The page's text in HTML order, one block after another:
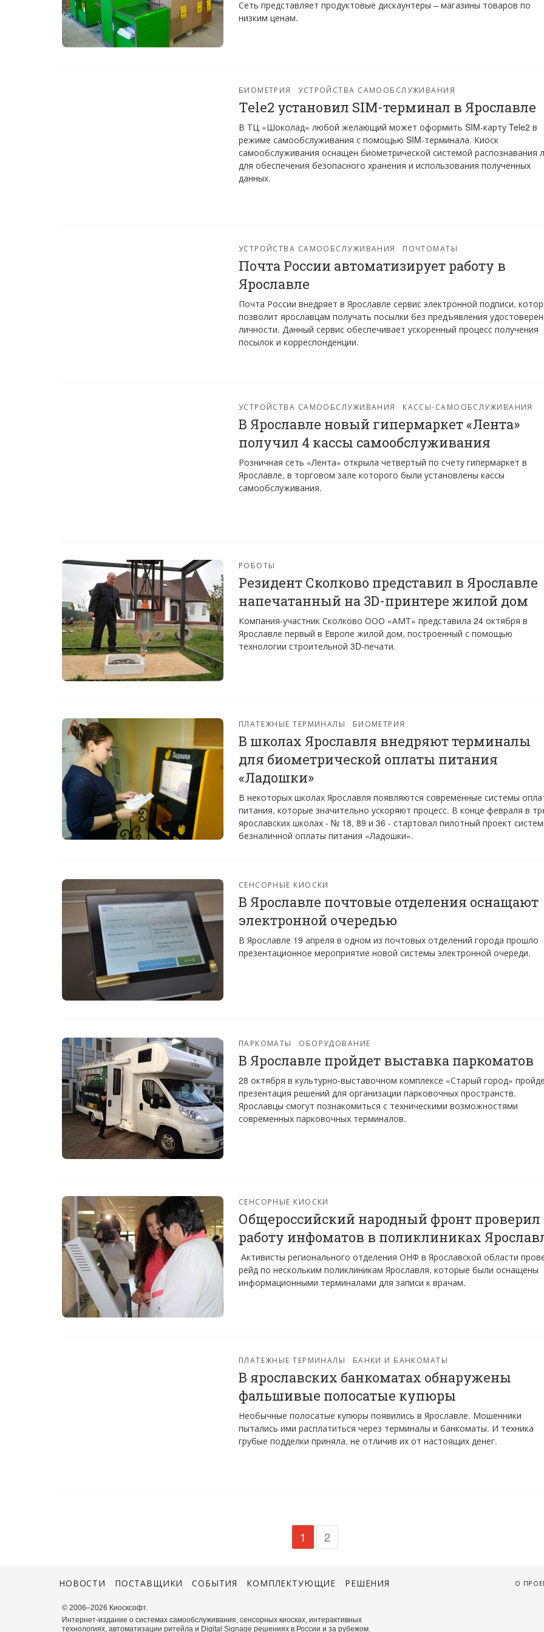
Сеть представляет продуктовые дискаунтеры – магазины товаров по
низким ценам.
БИОМЕТРИЯ УСТРОЙСТВА САМООБСЛУЖИВАНИЯ
Tele2 установил SIM-терминал в Ярославле
В ТЦ «Шоколад» любой желающий может оформить SIM-карту Tele2 в
режиме самообслуживания с помощью SIM-терминала. Киоск
самообслуживания оснащен биометрической системой распознавания
для обеспечения безопасного хранения и использования полученных
данных.
УСТРОЙСТВА САМООБСЛУЖИВАНИЯ ПОЧТОМАТЫ
Почта России автоматизирует работу в
Ярославле
Почта России внедряет в Ярославле сервис электронной подписи,
позволит ярославцам получать посылки без предъявления
личности. Данный сервис обеспечивает ускоренный процесс получения
посылок и корреспонденции.
УСТРОЙСТВА САМООБСЛУЖИВАНИЯ КАССЫ-САМООБСЛУЖИВАНИЯ
В Ярославле новый гипермаркет «Лента»
получил 4 кассы самообслуживания
Розничная сеть «Лента» открыла четвертый по счету гипермаркет в
Ярославле, в торговом зале которого были установлены кассы
самообслуживания.
РОБОТЫ
Резидент Сколково представил в Ярославле
напечатанный на 3D-принтере жилой дом
Компания-участник Сколково ООО «АМТ» представила 24 октября в
Ярославле первый в Европе жилой дом, построенный с помощью
технологии строительной 3D-печати.
ПЛАТЕЖНЫЕ ТЕРМИНАЛЫ БИОМЕТРИЯ
В школах Ярославля внедряют терминалы
для биометрической оплаты питания
«Ладошки»
В некоторых школах Ярославля появляются современные системы
питания, которые значительно ускоряют процесс. В конце февраля в
ярославских школах - № 18, 89 и 36 - стартовал пилотный проект
безналичной оплаты питания «Ладошки».
СЕНСОРНЫЕ КИОСКИ
В Ярославле почтовые отделения оснащают
электронной очередью
В Ярославле 19 апреля в одном из почтовых отделений города прошло
презентационное мероприятие новой системы электронной очереди.
ПАРКОМАТЫ ОБОРУДОВАНИЕ
В Ярославле пройдет выставка паркоматов
28 октября в культурно-выставочном комплексе «Старый город»
презентация решений для организации парковочных пространств.
Ярославцы смогут познакомиться с техническими возможностями
современных парковочных терминалов.
СЕНСОРНЫЕ КИОСКИ
Общероссийский народный фронт проверил
работу инфоматов в поликлиниках
Активисты регионального отделения ОНФ в Ярославской области
рейд по нескольким поликлиникам Ярославля, которые были оснащены
информационными терминалами для записи к врачам.
ПЛАТЕЖНЫЕ ТЕРМИНАЛЫ БАНКИ И БАНКОМАТЫ
В ярославских банкоматах обнаружены
фальшивые полосатые купюры
Необычные полосатые купюры появились в Ярославле. Мошенники
пытались ими расплатиться через терминалы и банкоматы. И техника
грубые подделки приняла, не отличив их от настоящих денег.
1 2
О
НОВОСТИ ПОСТАВЩИКИ СОБЫТИЯ КОМПЛЕКТУЮЩИЕ РЕШЕНИЯ
© 2006–2026 Киосксофт.
Интернет-издание о системах самообслуживания, сенсорных киосках, интерактивных
технологиях, автоматизации ритейла и Digital Signage решениях в России и за рубежом.